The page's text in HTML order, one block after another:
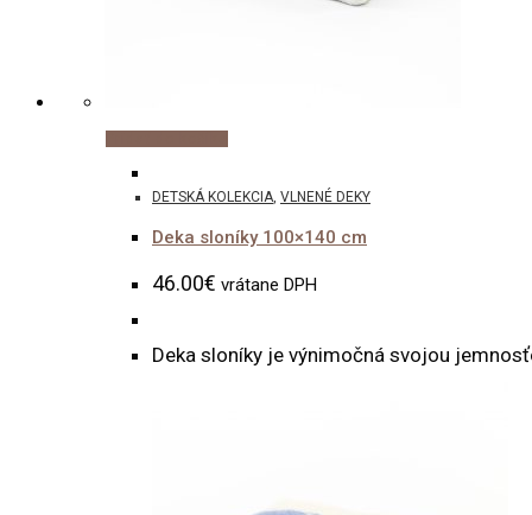
DETSKÁ KOLEKCIA VLNENÉ DEKY
Deka sloníky 100×140 cm
46.00€ vrátane DPH
Deka sloníky je výnimočná svojou